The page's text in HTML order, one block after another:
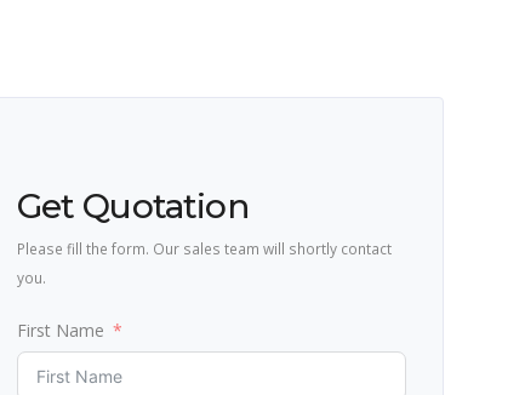
Get Quotation
Please fill the form. Our sales team will shortly contact
you.
First Name